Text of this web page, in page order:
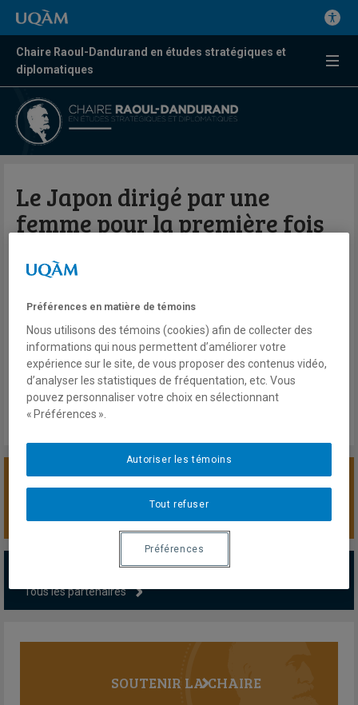
Chaire Raoul-Dandurand en études stratégiques et
diplomatiques
Le Japon dirigé par une
femme pour la première fois
Télé
ICI RDI
Première ligne
Mardi 21 octobre 2025
Lien externe
SOUTENIR LA CHAIRE
PARTENAIRES MAJEURS
Tous les partenaires
SOUTENIR LA CHAIRE
Préférences en matière de témoins
Nous utilisons des témoins (cookies) afin de collecter des
informations qui nous permettent d’améliorer votre
expérience sur le site, de vous proposer des contenus vidéo,
d’analyser les statistiques de fréquentation, etc. Vous
pouvez personnaliser votre choix en sélectionnant
« Préférences ».
Tout refuser
Autoriser les témoins
Préférences